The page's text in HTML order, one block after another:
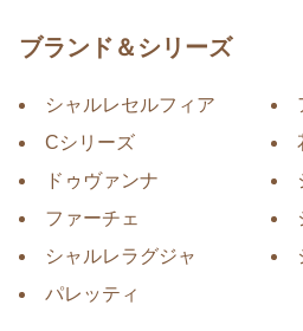
ブランド＆シリーズ
シャルレセルフィア
Cシリーズ
ドゥヴァンナ
ファーチェ
シャルレラグジャ
パレッティ